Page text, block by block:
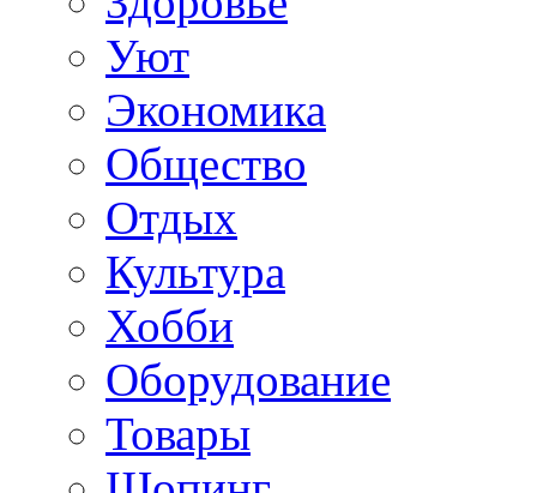
Уют
Экономика
Общество
Отдых
Культура
Хобби
Оборудование
Товары